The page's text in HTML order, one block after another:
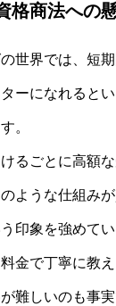
格商法への
世界では、短
ーになれると
。
るごとに高額
ような仕組み
印象を強めてい
金で丁寧に教
難しいのも事実